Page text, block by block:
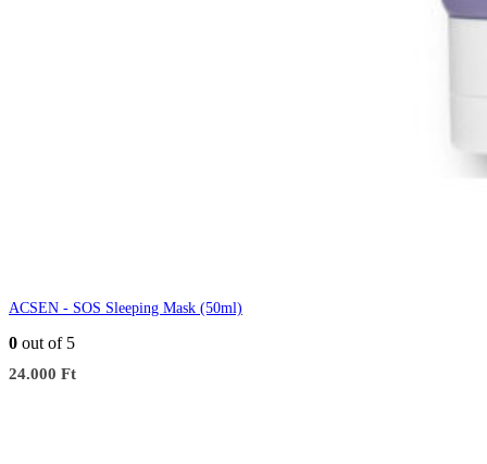
ACSEN - SOS Sleeping Mask (50ml)
0 out of 5
24.000 Ft